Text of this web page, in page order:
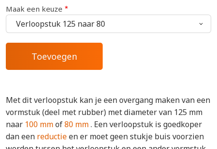
Maak een keuze
Met dit verloopstuk kan je een overgang maken van een
vormstuk (deel met rubber) met diameter van 125 mm
naar 100 mmof80 mm. Een verloopstuk is goedkoper
dan een reductieen er moet geen stukje buis voorzien